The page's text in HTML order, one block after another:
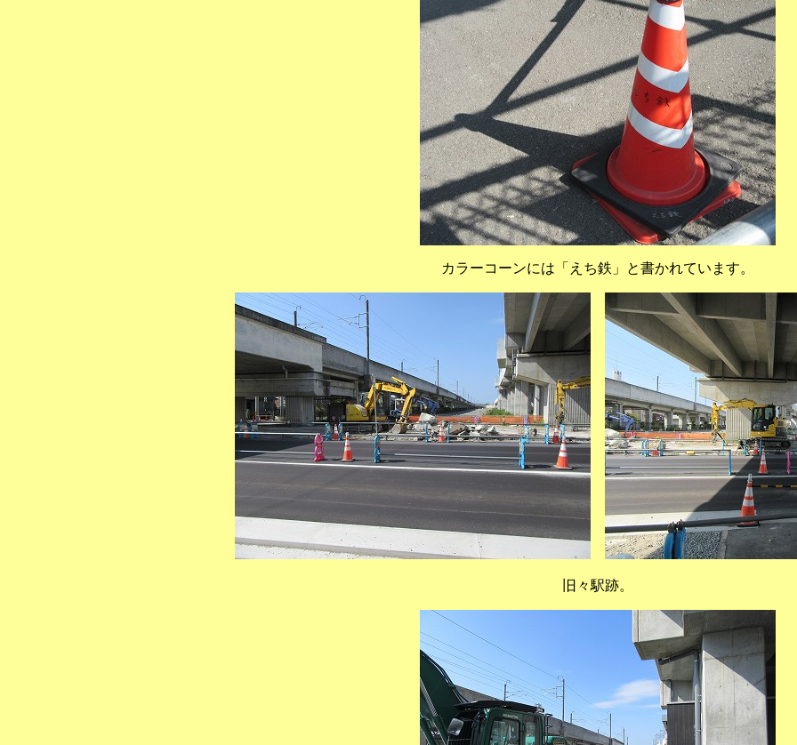
カラーコーンには「えち鉄」と書かれています。
旧々駅跡。